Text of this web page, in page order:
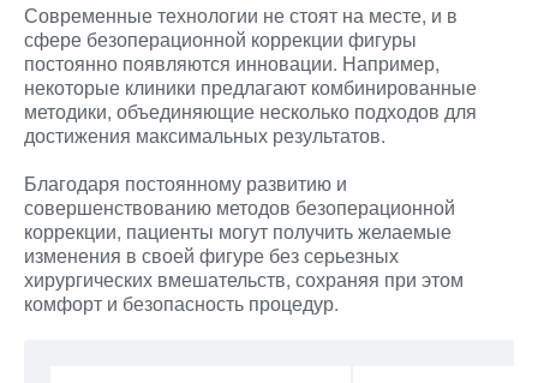
Современные технологии не стоят на месте, и в
сфере безоперационной коррекции фигуры
постоянно появляются инновации. Например,
некоторые клиники предлагают комбинированные
методики, объединяющие несколько подходов для
достижения максимальных результатов.
Благодаря постоянному развитию и
совершенствованию методов безоперационной
коррекции, пациенты могут получить желаемые
изменения в своей фигуре без серьезных
хирургических вмешательств, сохраняя при этом
комфорт и безопасность процедур.